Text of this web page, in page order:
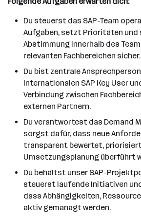
Du steuerst das SAP-Team
Aufgaben, setzt Prioritäten und
Abstimmung innerhalb des
relevanten Fachbereichen sicher.
Du bist zentrale
internationalen SAP Key User
Verbindung zwischen
externen Partnern.
Du verantwortest das Demand
sorgst dafür, dass neue
transparent bewertet,
Umsetzungsplanung überführt
Du behältst unser SAP-
steuerst laufende Initiativen
dass Abhängigkeiten,
aktiv gemanagt werden.